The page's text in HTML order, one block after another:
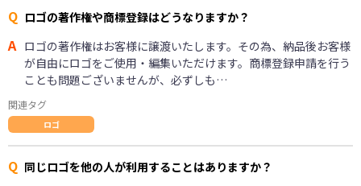
Q ロゴの著作権や商標登録はどうなりますか？
A ロゴの著作権はお客様に譲渡いたします。その為、納品後お客様
が自由にロゴをご使用・編集いただけます。商標登録申請を行う
ことも問題ございませんが、必ずしも…
関連タグ
ロゴ
Q 同じロゴを他の人が利用することはありますか？